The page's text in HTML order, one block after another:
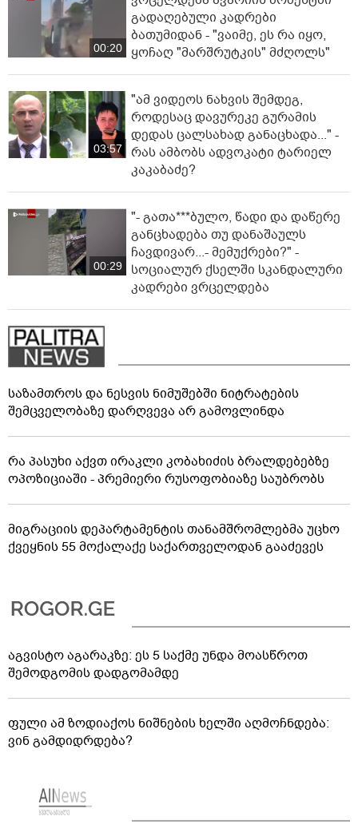
00:20
გადაღებული კადრები
ბათუმიდან - "ვაიმე, ეს რა იყო,
ყოჩაღ "მარშრუტკის" მძღოლს"
03:57
"ამ ვიდეოს ნახვის შემდეგ,
როდესაც დავურეკე გურამის
დედას ცალსახად განაცხადა..." -
რას ამბობს ადვოკატი ტარიელ
კაკაბაძე?
00:29
"- გათა***ბულო, წადი და დაწერე
განცხადება თუ დანაშაულს
ჩავდივარ...- მემუქრები?" -
სოციალურ ქსელში სკანდალური
კადრები ვრცელდება
საზამთროს და ნესვის ნიმუშებში ნიტრატების
შემცველობაზე დარღვევა არ გამოვლინდა
რა პასუხი აქვთ ირაკლი კობახიძის ბრალდებებზე
ოპოზიციაში - პრემიერი რუსოფობიაზე საუბრობს
მიგრაციის დეპარტამენტის თანამშრომლებმა უცხო
ქვეყნის 55 მოქალაქე საქართველოდან გააძევეს
აგვისტო აგარაკზე: ეს 5 საქმე უნდა მოასწროთ
შემოდგომის დადგომამდე
ფული ამ ზოდიაქოს ნიშნების ხელში აღმოჩნდება:
ვინ გამდიდრდება?